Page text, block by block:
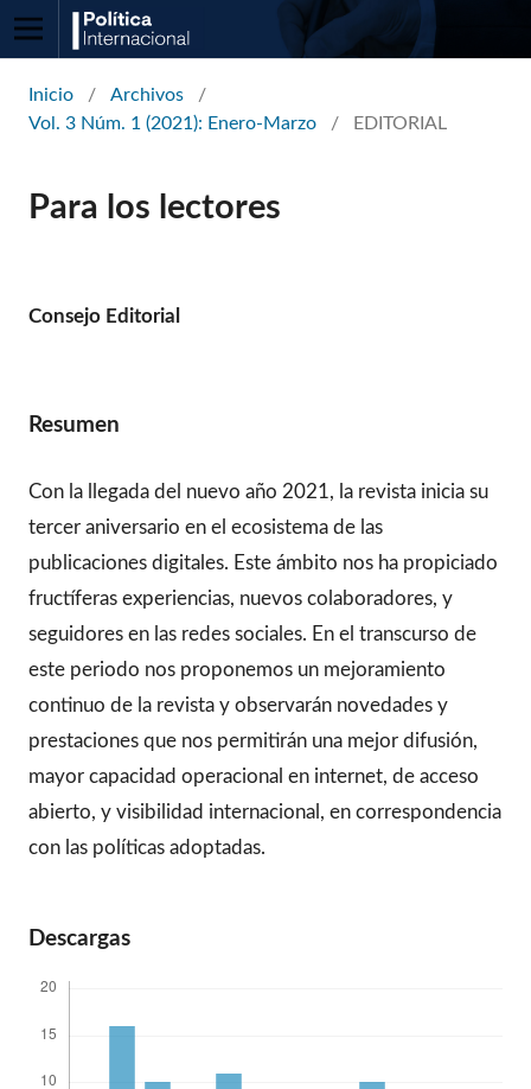
Inicio / Archivos
/
Vol. 3 Núm. 1 (2021): Enero-Marzo
/ EDITORIAL
Para los lectores
Consejo Editorial
Resumen
Con la llegada del nuevo año 2021, la revista inicia su
tercer aniversario en el ecosistema de las
publicaciones digitales. Este ámbito nos ha propiciado
fructíferas experiencias, nuevos colaboradores, y
seguidores en las redes sociales. En el transcurso de
este periodo nos proponemos un mejoramiento
continuo de la revista y observarán novedades y
prestaciones que nos permitirán una mejor difusión,
mayor capacidad operacional en internet, de acceso
abierto, y visibilidad internacional, en correspondencia
con las políticas adoptadas.
Descargas